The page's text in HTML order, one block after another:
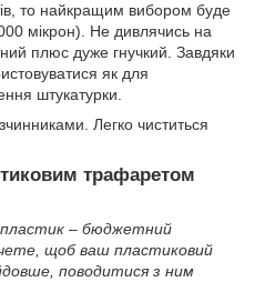
то найкращим вибором буде
мікрон). Не дивлячись на
плюс дуже гнучкий. Завдяки
як для
штукатурки.
Легко чиститься
трафаретом
пластик – бюджетний
щоб ваш пластиковий
поводитися з ним